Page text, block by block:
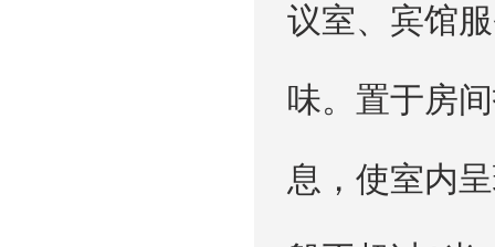
议室、宾馆
味。置于房
息，使室内